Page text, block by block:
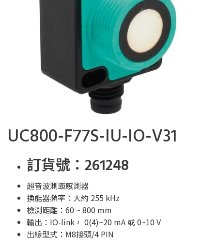
UC800-F77S-IU-IO-V31
訂貨號：261248
超音波測距感測器
換能器頻率：大約 255 kHz
檢測距離：60 ~ 800 mm
輸出：IO-link， 0(4)~20 mA 或 0~10 V
出線型式：M8接頭/4 PIN